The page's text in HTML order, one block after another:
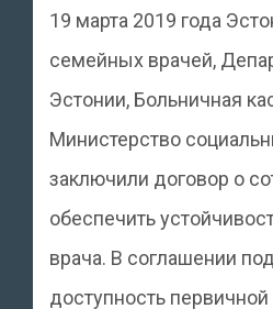
19 марта 2019 года
семейных врачей,
Эстонии, Больничная
Министерство
заключили договор о
обеспечить
врача. В соглашении
доступность